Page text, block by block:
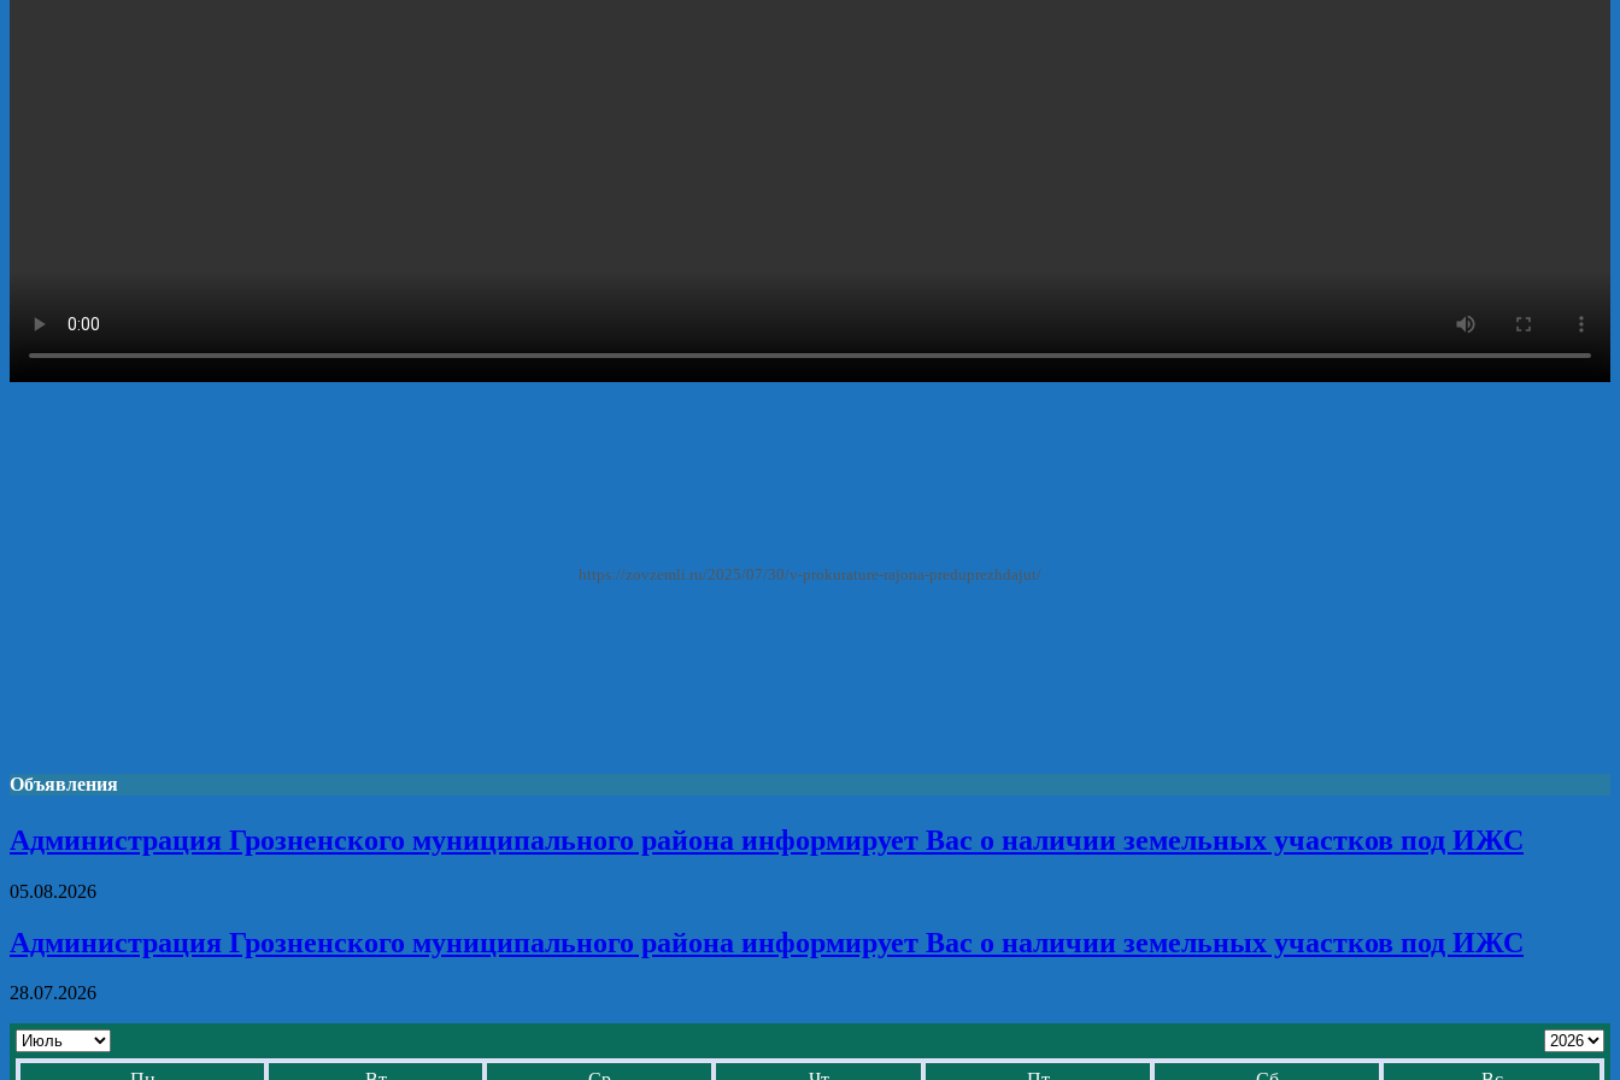
https://zovzemli.ru/2025/07/30/v-prokurature-rajona-preduprezhdajut/
Объявления
Администрация Грозненского муниципального района информирует Вас о наличии земельных участков под ИЖС
05.08.2026
Администрация Грозненского муниципального района информирует Вас о наличии земельных участков под ИЖС
28.07.2026